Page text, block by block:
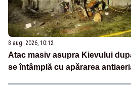
8 aug. 2026, 10:12
Atac masiv asupra Kievului
se întâmplă cu apărarea